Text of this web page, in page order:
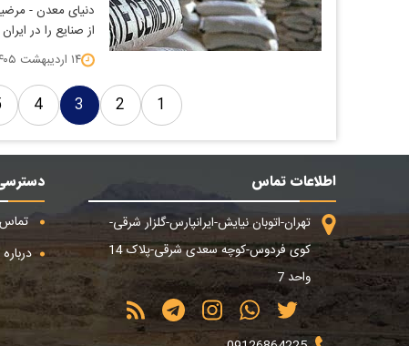
دنیای معدن -
از صنایع را در
۱۴ اردیبهشت ۱۴۰۵
1
2
3
4
اطلاعات تماس
تهران-اتوبان نیایش-ایرانپارس-گلزار شرقی-
کوی فردوس-کوچه سعدی شرقی-پلاک 14
واحد 7
تماس
درباره